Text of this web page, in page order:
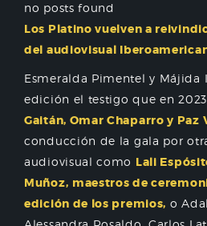
no posts found
Los Platino vuelven a
del audiovisual
Esmeralda Pimentel y Májida
edición el testigo que en
Gaitán, Omar Chaparro y Paz
conducción de la gala por
audiovisual como Lali
Muñoz, maestros de
edición de los premios, o